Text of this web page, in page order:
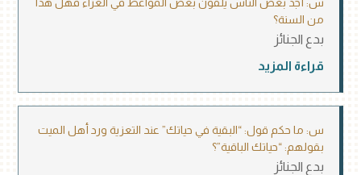
من السنة؟
بدع الجنائز
قراءة المزيد
س: ما حكم قول: “البقية في حياتك” عند التعزية ورد أهل الميت
بقولهم: “حياتك الباقية”؟
بدع الجنائز